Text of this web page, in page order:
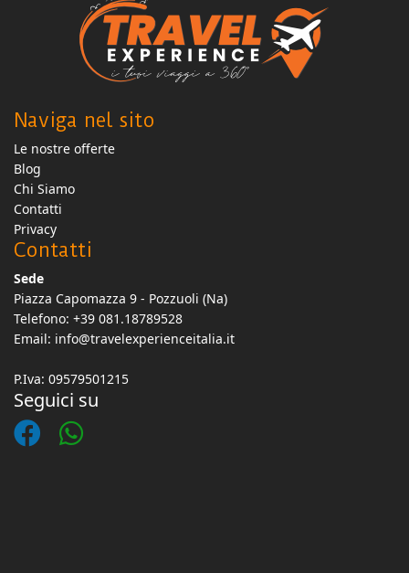
Naviga nel sito
Le nostre offerte
Blog
Chi Siamo
Contatti
Privacy
Contatti
Sede
Piazza Capomazza 9 - Pozzuoli (Na)
Telefono: +39 081.18789528
Email: info@travelexperienceitalia.it
P.Iva: 09579501215
Seguici su